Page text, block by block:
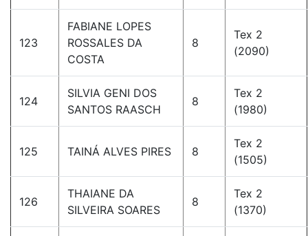
123
FABIANE LOPES
ROSSALES DA
COSTA
8
Tex 2
(2090)
124
SILVIA GENI DOS
SANTOS RAASCH
8
Tex 2
(1980)
125 TAINÁ ALVES PIRES 8
Tex 2
(1505)
126
THAIANE DA
SILVEIRA SOARES
8
Tex 2
(1370)